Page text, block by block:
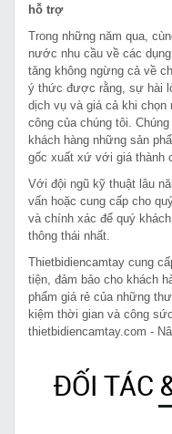
hỗ trợ
Trong những năm qua,
nước nhu cầu về các
tăng không ngừng cả về
ý thức được rằng, sự hài
dịch vụ và giá cả khi chọn
công của chúng tôi.
khách hàng những sản
gốc xuất xứ với giá thành
Với đội ngũ kỹ thuật lâu
vấn hoặc cung cấp cho
và chính xác để quý
thông thái nhất.
Thietbidiencamtay cung
tiện, đảm bảo cho khách
phẩm giá rẻ của những
kiệm thời gian và công
thietbidiencamtay.com -
ĐỐI TÁC